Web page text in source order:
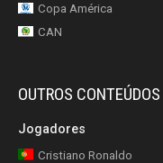
Copa América
CAN
OUTROS CONTEÚDOS
Jogadores
Cristiano Ronaldo